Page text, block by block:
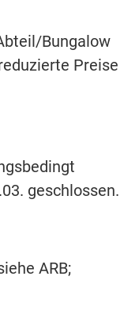
Bungalow
Preise
geschlossen.
ARB;